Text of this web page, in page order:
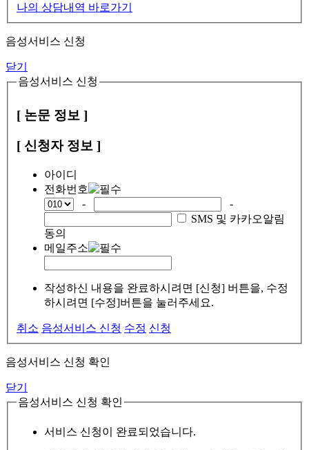
나의 상담내역 바로가기
음성서비스 신청
닫기
음성서비스 신청
[ 논문 정보 ]
[ 신청자 정보 ]
아이디
전화번호
-
-
SMS 및 카카오알림
동의
메일주소
작성하신 내용을 완료하시려면 [신청] 버튼을, 수정
하시려면 [수정]버튼을 눌러주세요.
취소 음성서비스 신청 수정 신청
음성서비스 신청 확인
닫기
음성서비스 신청 확인
서비스 신청이 완료되었습니다.